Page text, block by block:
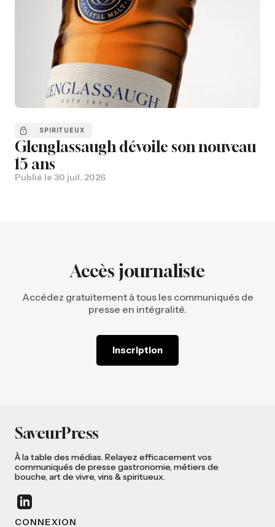
SPIRITUEUX
Glenglassaugh dévoile son nouveau
15 ans
Publié le 30 juil. 2026
Accès journaliste
Accédez gratuitement à tous les communiqués de
presse en intégralité.
Inscription
SaveurPress
À la table des médias. Relayez efficacement vos
communiqués de presse gastronomie, métiers de
bouche, art de vivre, vins & spiritueux.
CONNEXION